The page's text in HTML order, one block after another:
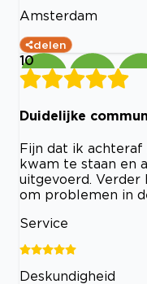
Amsterdam
delen
10
Duidelijke
Fijn dat ik
kwam te staan en
uitgevoerd.
om problemen in
Service
Deskundigheid